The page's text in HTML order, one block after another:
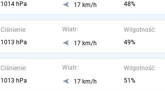
1014 hPa
17 km/h
48%
Ciśnienie:
1013 hPa
Wiatr:
17 km/h
Wilgotność:
49%
Ciśnienie:
1013 hPa
Wiatr:
17 km/h
Wilgotność:
51%